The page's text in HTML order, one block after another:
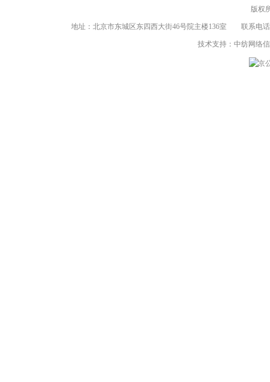
版权
地址：北京市东城区东四西大街46号院主楼136室 联系电
技术支持：中纺网络
京